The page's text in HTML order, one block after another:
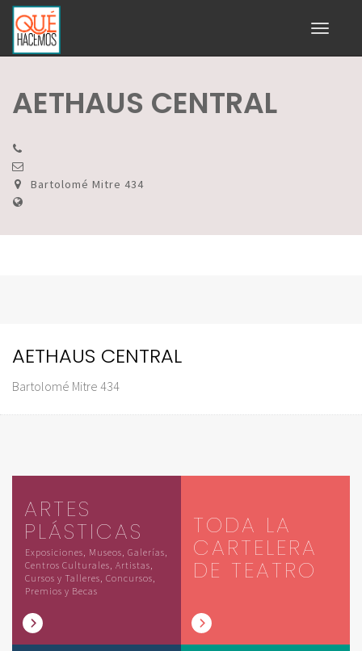
Toggle
AETHAUS CENTRAL
Bartolomé Mitre 434
AETHAUS CENTRAL
Bartolomé Mitre 434
ARTES
PLÁSTICAS
Exposiciones, Museos, Galerías,
Centros Culturales, Artistas,
Cursos y Talleres, Concursos,
Premios y Becas
TODA LA
CARTELERA
DE TEATRO